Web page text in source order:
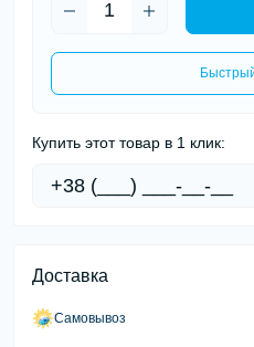
Купить этот товар в 1 клик:
Доставка
Самовывоз